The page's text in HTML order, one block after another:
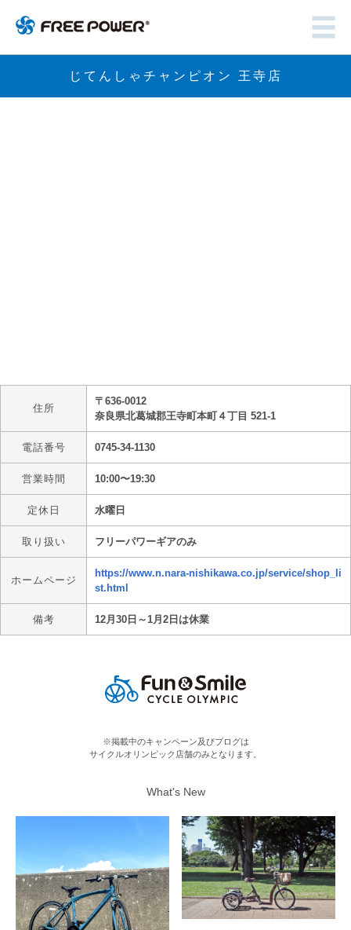
じてんしゃチャンピオン 王寺店
住所
〒636-0012
奈良県北葛城郡王寺町本町４丁目 521-1
電話番号 0745-34-1130
営業時間 10:00〜19:30
定休日 水曜日
取り扱い フリーパワーギアのみ
ホームページ
https://www.n.nara-nishikawa.co.jp/service/shop_li
st.html
備考 12月30日～1月2日は休業
※掲載中のキャンペーン及びブログは
サイクルオリンピック店舗のみとなります。
What's New